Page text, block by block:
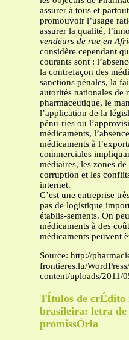
assurer à tous et
promouvoir l’usage
assurer la qualité,
vendeurs de rue en
considère cependant
courants sont :
la contrefaçon des
sanctions pénales, la
autorités nationales de
pharmaceutique, le
l’application de la
pénu-ries ou
médicaments,
médicaments à
commerciales
médiaires, les zones
corruption et les
internet.
C’est une entreprise
pas de logistique
établis-sements. On
médicaments à des
médicaments peuvent
Source: http://
frontieres.lu/
content/uploads/2011/
TÍtulos de crÉdito
brasileira: letra de
promissÓrla